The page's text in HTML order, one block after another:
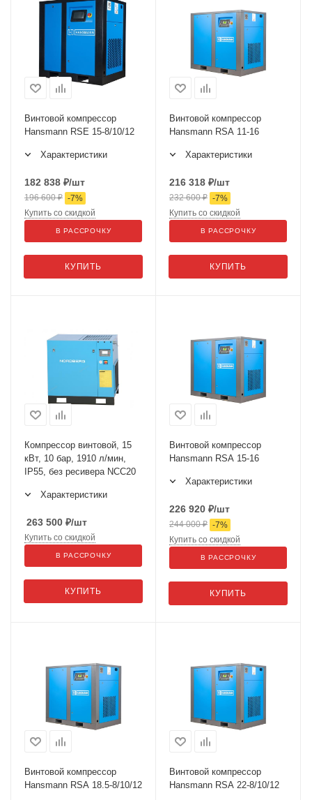
Винтовой компрессор
Hansmann RSE 15-8/10/12
Характеристики
182 838 ₽/шт
196 600₽ -7%
КУПИТЬ
Купить со скидкой
В РАССРОЧКУ
Винтовой компрессор
Hansmann RSA 11-16
Характеристики
216 318 ₽/шт
232 600₽ -7%
КУПИТЬ
Купить со скидкой
В РАССРОЧКУ
Компрессор винтовой, 15
кВт, 10 бар, 1910 л/мин,
IP55, без ресивера NCC20
Характеристики
263 500 ₽/шт
КУПИТЬ
Купить со скидкой
В РАССРОЧКУ
Винтовой компрессор
Hansmann RSA 15-16
Характеристики
226 920 ₽/шт
244 000₽ -7%
КУПИТЬ
Купить со скидкой
В РАССРОЧКУ
Винтовой компрессор
Hansmann RSA 18.5-8/10/12
Винтовой компрессор
Hansmann RSA 22-8/10/12